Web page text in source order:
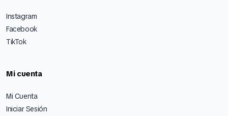
Instagram
Facebook
TikTok
Mi cuenta
Mi Cuenta
Iniciar Sesión